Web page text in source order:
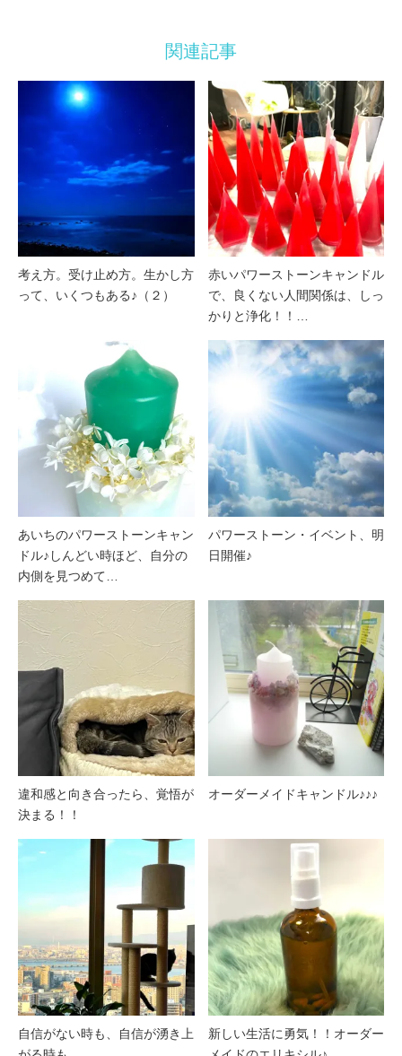
関連記事
考え方。受け止め方。生かし方
って、いくつもある♪（２）
赤いパワーストーンキャンドル
で、良くない人間関係は、しっ
かりと浄化！！…
あいちのパワーストーンキャン
ドル♪しんどい時ほど、自分の
内側を見つめて…
パワーストーン・イベント、明
日開催♪
違和感と向き合ったら、覚悟が
決まる！！
オーダーメイドキャンドル♪♪♪
自信がない時も、自信が湧き上
新しい生活に勇気！！オーダー